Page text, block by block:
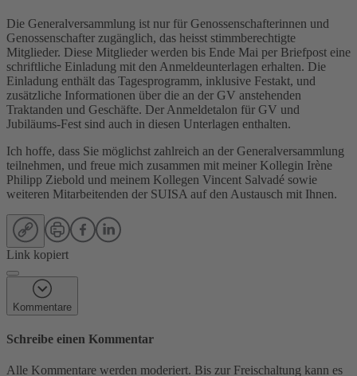
Die Generalversammlung ist nur für Genossenschafterinnen und
Genossenschafter zugänglich, das heisst stimmberechtigte
Mitglieder. Diese Mitglieder werden bis Ende Mai per Briefpost eine
schriftliche Einladung mit den Anmeldeunterlagen erhalten. Die
Einladung enthält das Tagesprogramm, inklusive Festakt, und
zusätzliche Informationen über die an der GV anstehenden
Traktanden und Geschäfte. Der Anmeldetalon für GV und
Jubiläums-Fest sind auch in diesen Unterlagen enthalten.
Ich hoffe, dass Sie möglichst zahlreich an der Generalversammlung
teilnehmen, und freue mich zusammen mit meiner Kollegin Irène
Philipp Ziebold und meinem Kollegen Vincent Salvadé sowie
weiteren Mitarbeitenden der SUISA auf den Austausch mit Ihnen.
Link kopiert
Kommentare
Schreibe einen Kommentar
Alle Kommentare werden moderiert. Bis zur Freischaltung kann es